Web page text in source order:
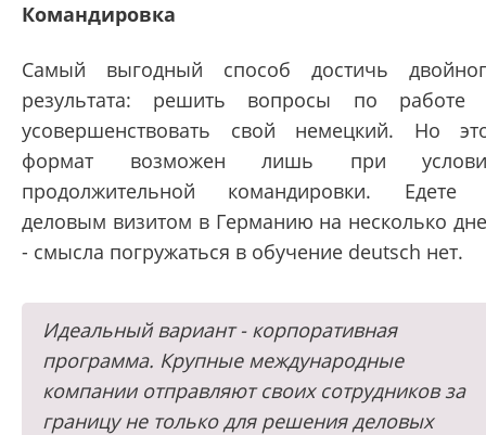
Командировка
Самый выгодный способ достичь
результата: решить вопросы по работе
усовершенствовать свой немецкий. Но
формат возможен лишь при
продолжительной командировки. Едете
деловым визитом в Германию на несколько
- смысла погружаться в обучение deutsch нет.
Идеальный вариант - корпоративная
программа. Крупные международные
компании отправляют своих сотрудников за
границу не только для решения деловых